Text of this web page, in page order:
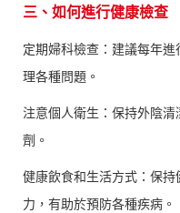
三、如何進行健康檢查
定期婦科檢查：建議每年
理各種問題。
注意個人衛生：保持外陰
劑。
健康飲食和生活方式：保
力，有助於預防各種疾病。